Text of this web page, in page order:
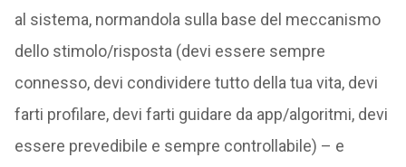
al sistema, normandola sulla base del meccanismo
dello stimolo/risposta (devi essere sempre
connesso, devi condividere tutto della tua vita, devi
farti profilare, devi farti guidare da app/algoritmi, devi
essere prevedibile e sempre controllabile) – e